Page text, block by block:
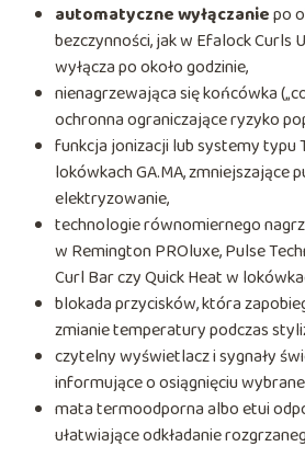
automatyczne wyłączaniepo
bezczynności, jak w Efalock Curls
wyłącza po około godzinie,
nienagrzewająca się końcówka
ochronna ograniczające ryzyko
funkcja jonizacji lub systemy typu
lokówkach GA.MA, zmniejszające
elektryzowanie,
technologie równomiernego
w Remington PROluxe, Pulse
Curl Bar czy Quick Heat w
blokada przycisków, która
zmianie temperatury podczas
czytelny wyświetlacz i sygnały
informujące o osiągnięciu
mata termoodporna albo etui
ułatwiające odkładanie